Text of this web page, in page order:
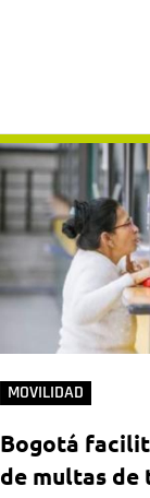
MOVILIDAD
Bogotá
de multas